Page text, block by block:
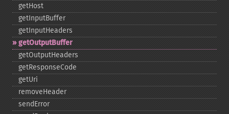
getHost
getInputBuffer
getInputHeaders
getOutputBuffer
getOutputHeaders
getResponseCode
getUri
removeHeader
sendError